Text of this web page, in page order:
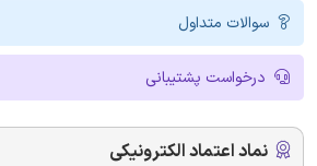
سوالات متداول
درخواست پشتیبانی
نماد اعتماد الکترونیکی